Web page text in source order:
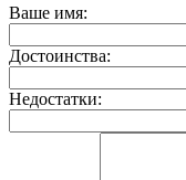
Ваше имя:
Достоинства:
Недостатки: